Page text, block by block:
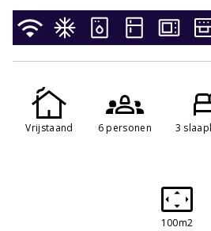
Vrijstaand 6 personen 3
100m2